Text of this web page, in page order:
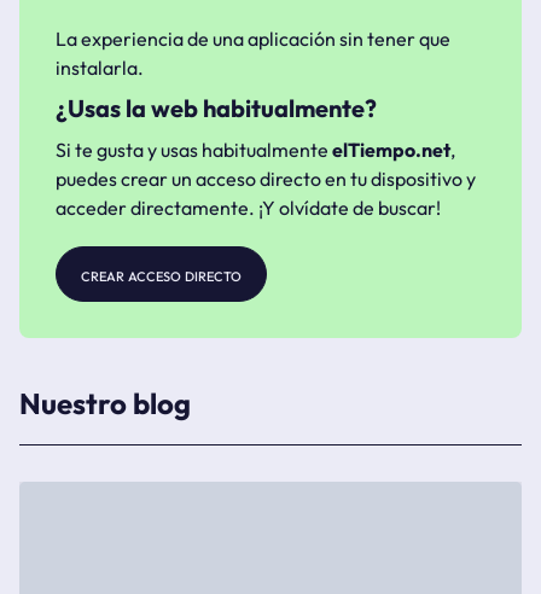
La experiencia de una aplicación sin tener que
instalarla.
¿Usas la web habitualmente?
Si te gusta y usas habitualmente elTiempo.net,
puedes crear un acceso directo en tu dispositivo y
acceder directamente. ¡Y olvídate de buscar!
crear acceso directo
Nuestro blog